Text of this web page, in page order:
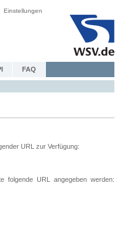
Einstellungen
FAQ
URL zur Verfügung:
folgende URL angegeben werden: